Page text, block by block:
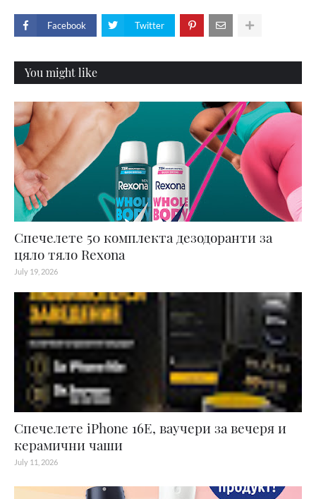
Facebook Twitter
You might like
Спечелете 50 комплекта дезодоранти за
цяло тяло Rexona
July 19, 2026
Спечелете iPhone 16E, ваучери за вечеря и
керамични чаши
July 11, 2026